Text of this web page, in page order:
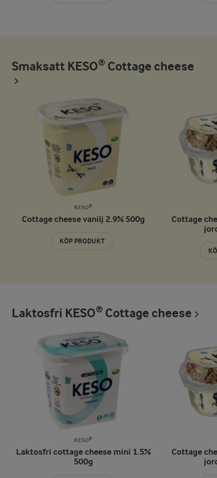
Smaksatt KESO® Cottage cheese
KESO®
Cottage cheese vanilj 2.9% 500g
KÖP PRODUKT
Cottage
Laktosfri KESO® Cottage cheese
KESO®
Laktosfri cottage cheese mini 1.5%
500g
Cottage